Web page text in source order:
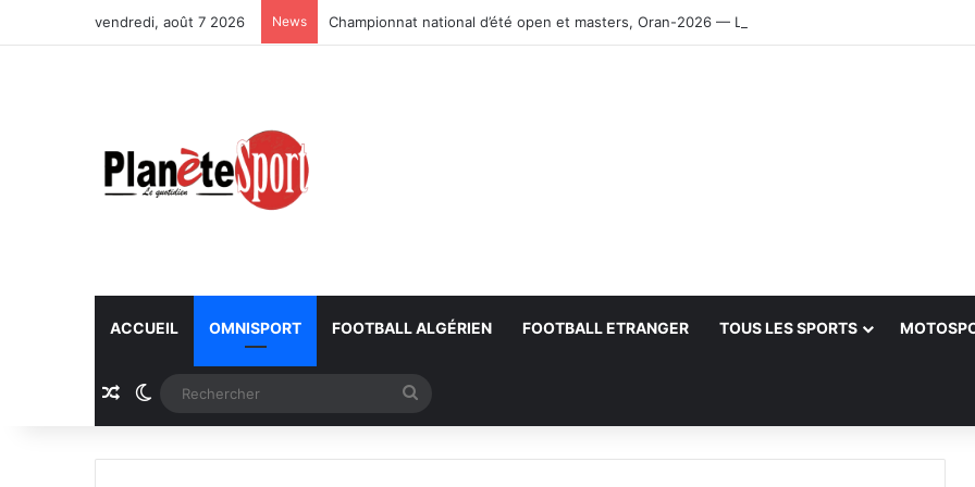
vendredi, août 7 2026 News Championnat national d’été open et masters, Oran-2026 — Le CRB s’adjuge le titre
ACCUEIL OMNISPORT FOOTBALL ALGÉRIEN FOOTBALL ETRANGER TOUS LES SPORTS
Article Aléatoire
Switch skin